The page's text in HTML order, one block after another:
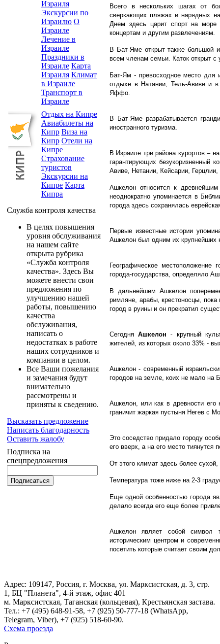
Израиля
Экскурсии по
Израилю О
Израиле
Лечение в
Израиле
Праздники в
Израиле Карта
Израиля Климат
в Израиле
Транспорт в
Израиле
Отдых на Кипре
Авиабилеты на
Кипр Виза на
Кипр Отели на
Кипре
Страхование
туристов
Экскурсии на
Кипре Карта
Кипра
Служба контроля качества
В целях повышения
уровня обслуживания
на нашем сайте
открыта рубрика
«Служба контроля
качества». Здесь Вы
можете внести свои
предложения по
улучшению нашей
работы, повышению
качества
обслуживания,
написать о
недостатках в работе
наших сотрудников и
компании в целом.
Все Ваши пожелания
и замечания будут
внимательно
рассмотрены и
приняты к сведению.
Высказать предложение
Написать благодарность
Оставить жалобу
Подписка на
спецпредложения
Всего в нескольких шагах от
сверкающих пляжах и нарядных
Днем здесь царит спорт на
концертам и другим развлечениям.
В Бат-Яме открыт также большой
всем членам семьи. Каток открыт с
Бат-Ям - превосходное место для
отдыхе в Натании, Тель-Авиве и в
Яффо.
В Бат-Яме разрабатывается
иностранного туризма.
В Израиле три района курортов –
гарантирующих безукоризненный
Авиве, Нетании, Кейсарии,
Ашкелон относится к
неоднократно упоминается в
города здесь сохранялась
Первые известные истории
Ашкелон был одним их крупнейших
Географическое
города-государства, определяло
В дальнейшем Ашкелон
римляне, арабы, крестоносцы,
город в руины и он прекратил
СегодняАшкелон- крупный
жителей, из которых около 33% -
Ашкелон - современный
городов на земле, коих не мало на
Ашкелон, или как в древности его
граничит жаркая пустыня Негев с
Это соседство придало городу
его вверх, а на его место тиянутся
От этого климат здесь более
Температура тоже ниже на 2-3
Еще одной особенностью города
делало всегда его еще более
Ашкелон являет собой символ
историческим центром и
посетить которые считает своим
Адрес: 109147, Россия, г. Москва, ул. Марксистская, д. 3, стр.
1, БЦ "Планета", 4-й этаж, офис 401
м. Марксистская, Таганская (кольцевая), Крестьянская застава.
Тел.: +7 (495) 648-91-58, +7 (925) 50-777-18 (WhatsApp,
Telegram, Viber), +7 (925) 518-60-90.
Схема проезда